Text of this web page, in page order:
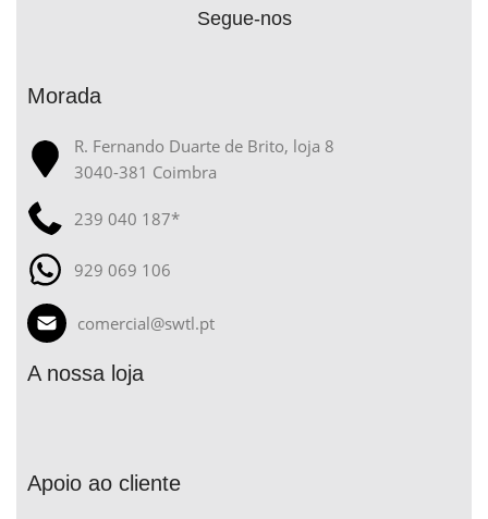
Segue-nos
Morada
R. Fernando Duarte de Brito, loja 8
3040-381 Coimbra
239 040 187*
929 069 106
comercial@swtl.pt
A nossa loja
Apoio ao cliente